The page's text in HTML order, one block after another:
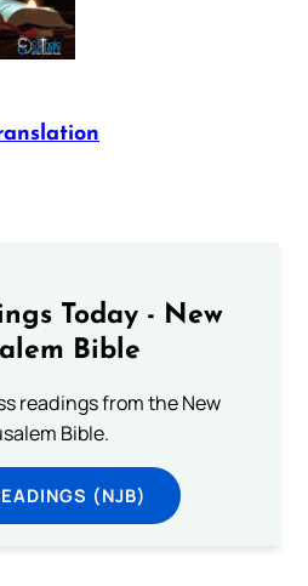
Today - New
Bible
readings from the New
Bible.
(NJB)